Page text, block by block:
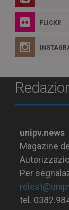
FLICKR
unipv.news
Magazine
Per
tel.